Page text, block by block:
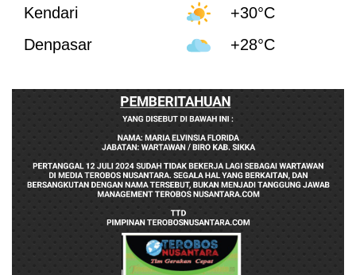
Kendari
+30°C
Denpasar
+28°C